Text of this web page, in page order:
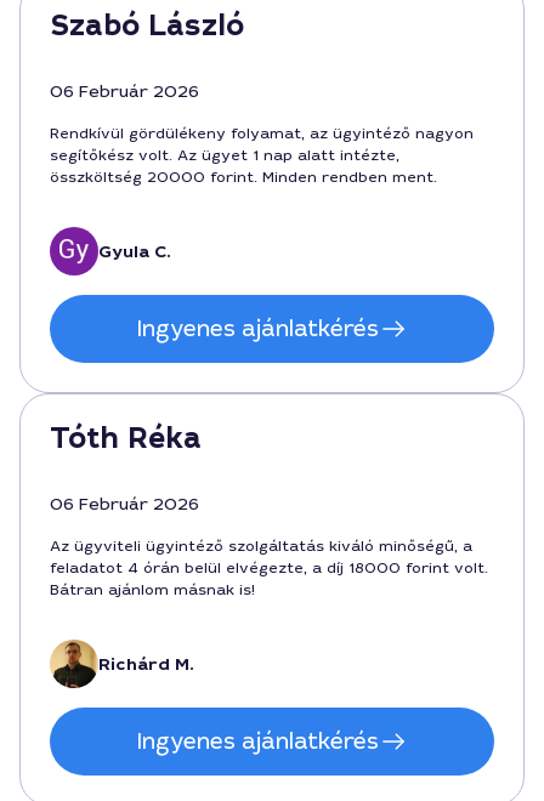
Szabó László
06 Február 2026
Rendkívül gördülékeny folyamat, az ügyintéző nagyon
segítőkész volt. Az ügyet 1 nap alatt intézte,
összköltség 20000 forint. Minden rendben ment.
Gyula C.
Ingyenes ajánlatkérés
Tóth Réka
06 Február 2026
Az ügyviteli ügyintéző szolgáltatás kiváló minőségű, a
feladatot 4 órán belül elvégezte, a díj 18000 forint volt.
Bátran ajánlom másnak is!
Richárd M.
Ingyenes ajánlatkérés